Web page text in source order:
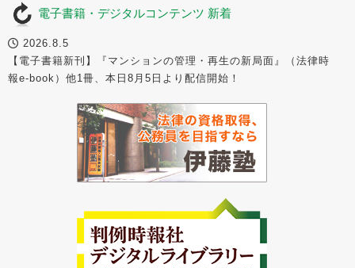
電子書籍・デジタルコンテンツ 新着
2026.8.5
【電子書籍新刊】『マンションの管理・再生の新局面』（法律時
報e-book）他1冊、本日8月5日より配信開始！